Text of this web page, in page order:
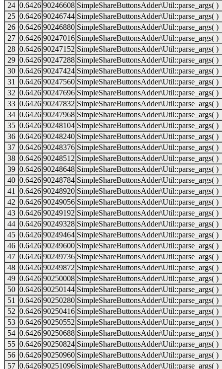
24 0.6426 90246608 SimpleShareButtonsAdder\Util::parse_args( )
25 0.6426 90246744 SimpleShareButtonsAdder\Util::parse_args( )
26 0.6426 90246880 SimpleShareButtonsAdder\Util::parse_args( )
27 0.6426 90247016 SimpleShareButtonsAdder\Util::parse_args( )
28 0.6426 90247152 SimpleShareButtonsAdder\Util::parse_args( )
29 0.6426 90247288 SimpleShareButtonsAdder\Util::parse_args( )
30 0.6426 90247424 SimpleShareButtonsAdder\Util::parse_args( )
31
0.6426 90247560 SimpleShareButtonsAdder\Util::parse_args( )
32 0.6426 90247696 SimpleShareButtonsAdder\Util::parse_args( )
33 0.6426 90247832 SimpleShareButtonsAdder\Util::parse_args( )
34 0.6426 90247968 SimpleShareButtonsAdder\Util::parse_args( )
35 0.6426 90248104 SimpleShareButtonsAdder\Util::parse_args( )
36 0.6426 90248240 SimpleShareButtonsAdder\Util::parse_args( )
37 0.6426 90248376 SimpleShareButtonsAdder\Util::parse_args( )
38 0.6426 90248512 SimpleShareButtonsAdder\Util::parse_args( )
39 0.6426 90248648 SimpleShareButtonsAdder\Util::parse_args( )
40 0.6426 90248784 SimpleShareButtonsAdder\Util::parse_args( )
41
0.6426 90248920 SimpleShareButtonsAdder\Util::parse_args( )
42 0.6426 90249056 SimpleShareButtonsAdder\Util::parse_args( )
43 0.6426 90249192 SimpleShareButtonsAdder\Util::parse_args( )
44 0.6426 90249328 SimpleShareButtonsAdder\Util::parse_args( )
45 0.6426 90249464 SimpleShareButtonsAdder\Util::parse_args( )
46 0.6426 90249600 SimpleShareButtonsAdder\Util::parse_args( )
47 0.6426 90249736 SimpleShareButtonsAdder\Util::parse_args( )
48 0.6426 90249872 SimpleShareButtonsAdder\Util::parse_args( )
49 0.6426 90250008 SimpleShareButtonsAdder\Util::parse_args( )
50 0.6426 90250144 SimpleShareButtonsAdder\Util::parse_args( )
51
0.6426 90250280 SimpleShareButtonsAdder\Util::parse_args( )
52 0.6426 90250416 SimpleShareButtonsAdder\Util::parse_args( )
53 0.6426 90250552 SimpleShareButtonsAdder\Util::parse_args( )
54 0.6426 90250688 SimpleShareButtonsAdder\Util::parse_args( )
55 0.6426 90250824 SimpleShareButtonsAdder\Util::parse_args( )
56 0.6426 90250960 SimpleShareButtonsAdder\Util::parse_args( )
57 0.6426 90251096 SimpleShareButtonsAdder\Util::parse_args( )